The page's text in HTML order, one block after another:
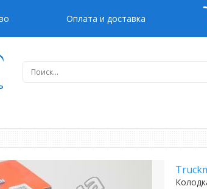
Оплата и доставка